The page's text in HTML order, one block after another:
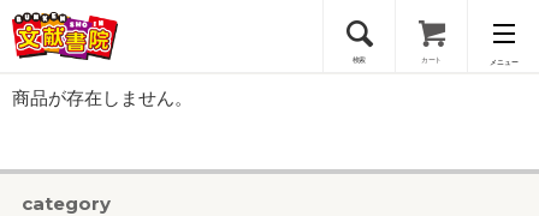
検索 カート メニュー
会員登録
ログイン
商品が存在しません。
category